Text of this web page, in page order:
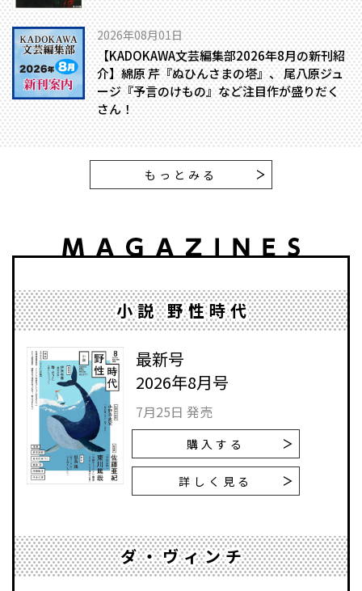
2026年08月01日
【KADOKAWA文芸編集部2026年8月の新刊紹
介】綿原 芹『ぬひんさまの塔』、 尾八原ジュ
ージ『予言のけもの』など注目作が盛りだく
さん！
もっとみる
小説 野性時代
最新号
2026年8月号
7月25日 発売
購入する
詳しく見る
ダ・ヴィンチ